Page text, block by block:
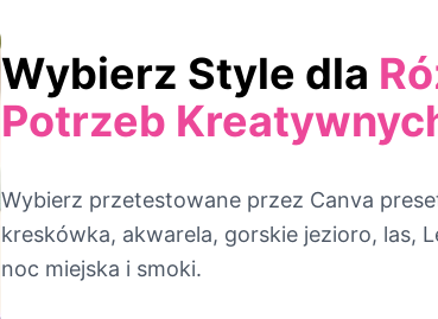
Wybierz Style dla
Potrzeb
Wybierz przetestowane przez Canva
kreskówka, akwarela, gorskie jezioro, las,
noc miejska i smoki.